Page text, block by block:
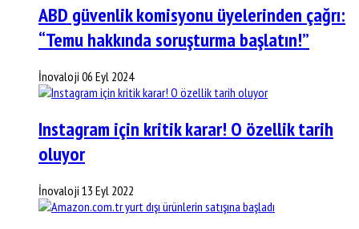
ABD güvenlik komisyonu üyelerinden çağrı:
“Temu hakkında soruşturma başlatın!”
İnovaloji 06 Eyl 2024
Instagram için kritik karar! O özellik tarih
oluyor
İnovaloji 13 Eyl 2022